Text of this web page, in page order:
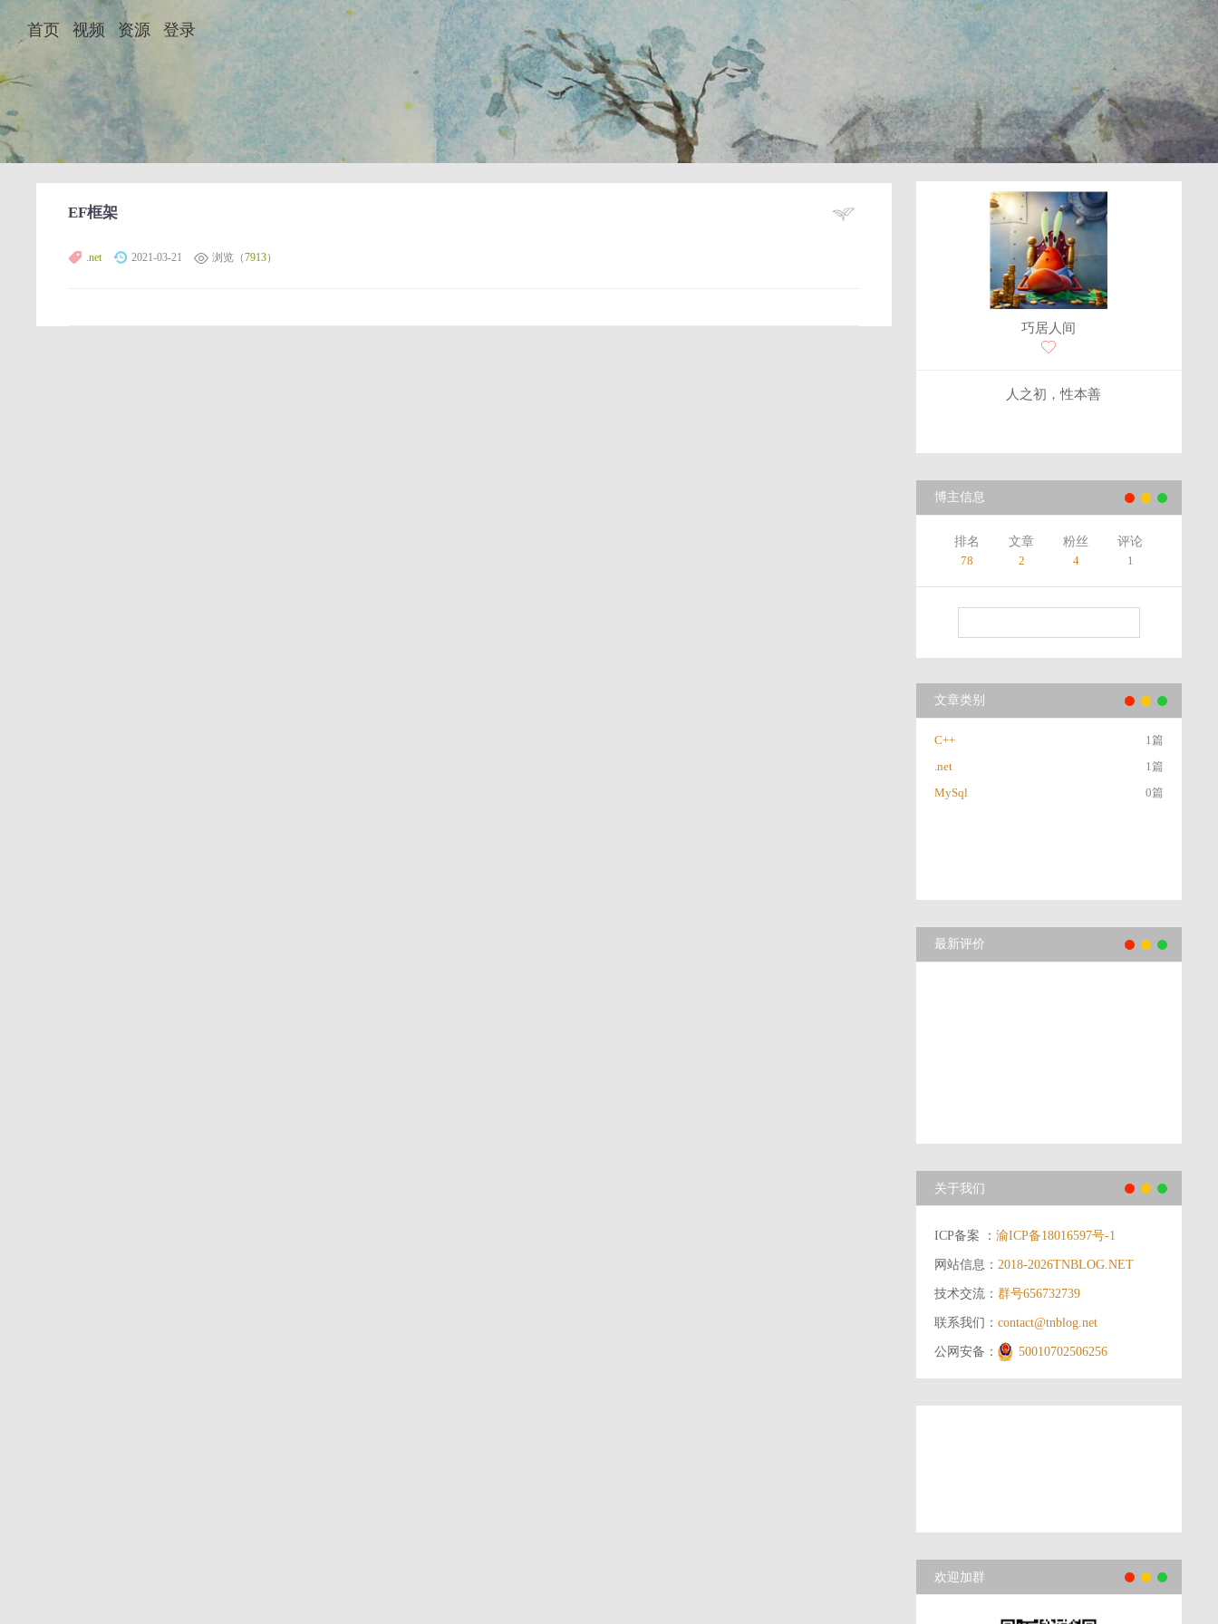
首页 视频 资源 登录
EF框架
.net 2021-03-21 浏览（7913）
巧居人间
人之初，性本善
博主信息
排名
78
文章
2
粉丝
4
评论
1
文章类别
C++
1篇
.net
1篇
MySql
0篇
最新评价
关于我们
ICP备案 ：渝ICP备18016597号-1
网站信息：2018-2026TNBLOG.NET
技术交流：群号656732739
联系我们：contact@tnblog.net
公网安备： 50010702506256
欢迎加群